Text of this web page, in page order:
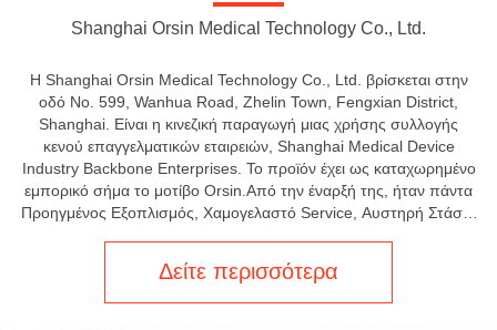
Shanghai Orsin Medical Technology Co., Ltd.
Η Shanghai Orsin Medical Technology Co., Ltd. βρίσκεται στην
οδό No. 599, Wanhua Road, Zhelin Town, Fengxian District,
Shanghai. Είναι η κινεζική παραγωγή μιας χρήσης συλλογής
κενού επαγγελματικών εταιρειών, Shanghai Medical Device
Industry Backbone Enterprises. Το προϊόν έχει ως καταχωρημένο
εμπορικό σήμα το μοτίβο Orsin.Από την έναρξή της, ήταν πάντα
Προηγμένος Εξοπλισμός, Χαμογελαστό Service, Αυστηρή Στάση,
Δείτε περισσότερα